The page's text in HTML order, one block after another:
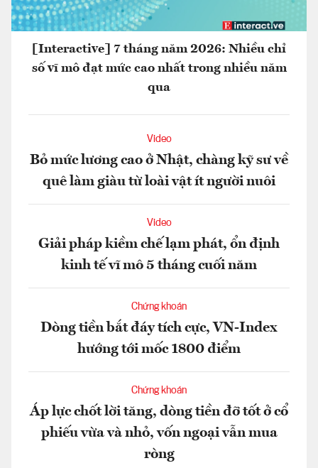
[Interactive] 7 tháng năm 2026: Nhiều chỉ
số vĩ mô đạt mức cao nhất trong nhiều năm
qua
Video
Bỏ mức lương cao ở Nhật, chàng kỹ sư về
quê làm giàu từ loài vật ít người nuôi
Video
Giải pháp kiềm chế lạm phát, ổn định
kinh tế vĩ mô 5 tháng cuối năm
Chứng khoán
Dòng tiền bắt đáy tích cực, VN-Index
hướng tới mốc 1800 điểm
Chứng khoán
Áp lực chốt lời tăng, dòng tiền đỡ tốt ở cổ
phiếu vừa và nhỏ, vốn ngoại vẫn mua
ròng